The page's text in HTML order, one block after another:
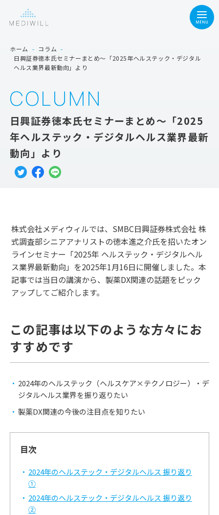
ホーム - コラム -
日興証券徳本氏セミナーまとめ～「2025年ヘルステック・デジタル
ヘルス業界最新動向」より
COLUMN
日興証券徳本氏セミナーまとめ～「2025
年ヘルステック・デジタルヘルス業界最新
動向」より
株式会社メディウィルでは、SMBC日興証券株式会社 株
式調査部シニアアナリストの徳本進之介氏を招いたオン
ラインセミナー「2025年 ヘルステック・デジタルヘル
ス業界最新動向」を2025年1月16日に開催しました。本
記事では当日の講演から、製薬DX関連の話題をピック
アップしてご紹介します。
この記事は以下のような方々にお
すすめです
2024年のヘルステック（ヘルスケア×テクノロジー）・デ
ジタルヘルス業界を振り返りたい
製薬DX関連の今後の注目点を知りたい
目次
2024年のヘルステック・デジタルヘルス 振り返り
①
2024年のヘルステック・デジタルヘルス 振り返り
②